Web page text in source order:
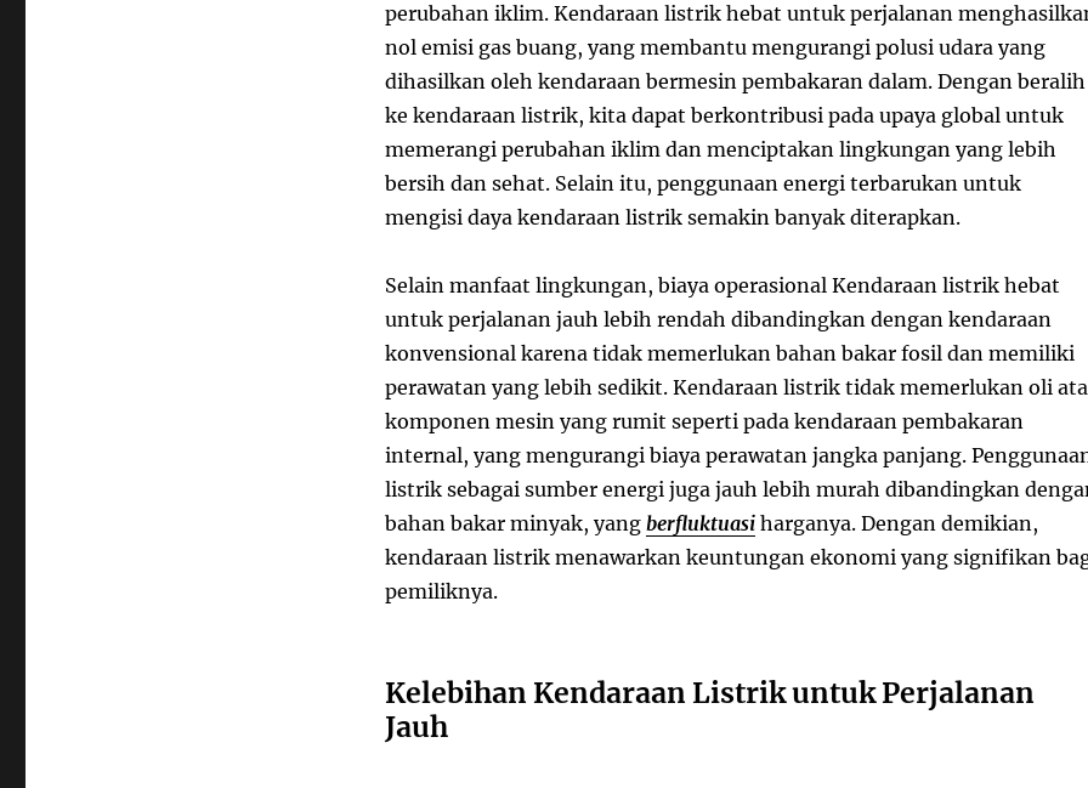
perubahan iklim. Kendaraan listrik hebat untuk perjalanan
nol emisi gas buang, yang membantu mengurangi polusi udara yang
dihasilkan oleh kendaraan bermesin pembakaran dalam. Dengan beralih
ke kendaraan listrik, kita dapat berkontribusi pada upaya global untuk
memerangi perubahan iklim dan menciptakan lingkungan yang lebih
bersih dan sehat. Selain itu, penggunaan energi terbarukan untuk
mengisi daya kendaraan listrik semakin banyak diterapkan.
Selain manfaat lingkungan, biaya operasional Kendaraan listrik hebat
untuk perjalanan jauh lebih rendah dibandingkan dengan kendaraan
konvensional karena tidak memerlukan bahan bakar fosil dan memiliki
perawatan yang lebih sedikit. Kendaraan listrik tidak memerlukan oli
komponen mesin yang rumit seperti pada kendaraan pembakaran
internal, yang mengurangi biaya perawatan jangka panjang.
listrik sebagai sumber energi juga jauh lebih murah dibandingkan
bahan bakar minyak, yang berfluktuasiharganya. Dengan demikian,
kendaraan listrik menawarkan keuntungan ekonomi yang signifikan
pemiliknya.
Kelebihan Kendaraan Listrik untuk Perjalanan
Jauh